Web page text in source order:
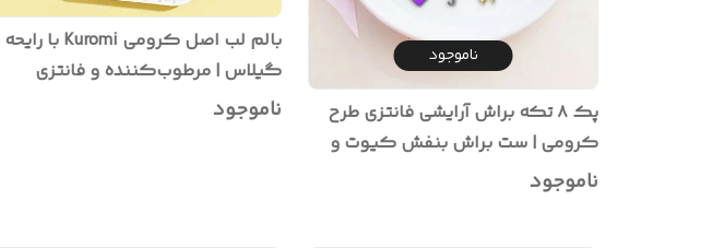
ناموجود
پک ۸ تکه براش آرایشی فانتزی طرح
کرومی | ست براش بنفش کیوت و
حرفه‌ای
ناموجود
بالم لب اصل کرومی Kuromi با رایحه
گیلاس | مرطوب‌کننده و فانتزی
Sanrio
ناموجود